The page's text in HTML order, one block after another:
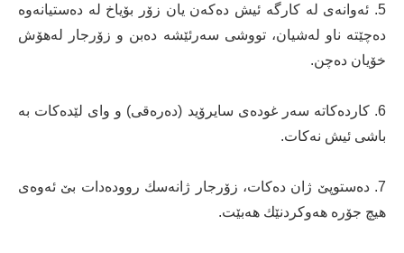
5. ئەوانەی لە كارگە ئیش دەكەن یان زۆر بۆیاخ لە دەستیانەوە
دەچێتە ناو لەشیان، تووشی سەرئێشە دەبن و زۆرجار لەهۆش
خۆیان دەچن.
6. كاردەكاتە سەر غودەی سایرۆید (دەرەقی) و وای لێدەكات بە
باشی ئیش نەكات.
7. دەستوپێ ژان دەكات، زۆرجار ژانەسك روودەدات بێ ئەوەی
هیچ جۆرە هەوكردنێك هەبێت.